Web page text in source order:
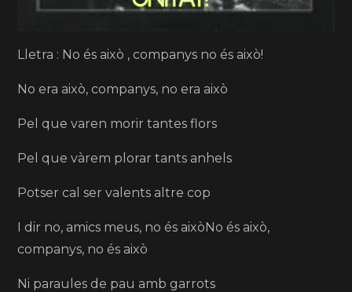
Lletra : No és això , companys no és això!
No era això, companys, no era això
Pel que varen morir tantes flors
Pel que vàrem plorar tants anhels
Potser cal ser valents altre cop
I dir no, amics meus, no és aixòNo és això,
companys, no és això
Ni paraules de pau amb garrots